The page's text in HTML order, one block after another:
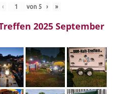
‹ von 5 › »
2025 September